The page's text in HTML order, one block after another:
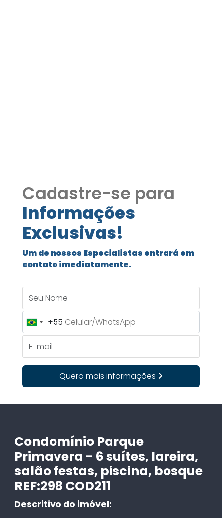
Cadastre-se para
Informações
Exclusivas!
Um de nossos Especialistas entrará em
contato imediatamente.
Brazil
+55
+55
Quero mais informações
Condomínio Parque
Primavera - 6 suítes, lareira,
salão festas, piscina, bosque
REF:298 COD211
Descritivo do imóvel: